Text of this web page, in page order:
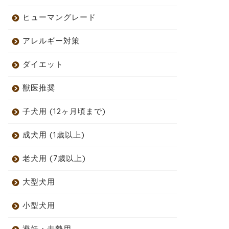
ヒューマングレード
アレルギー対策
ダイエット
獣医推奨
子犬用 (12ヶ月頃まで)
成犬用 (1歳以上)
老犬用 (7歳以上)
大型犬用
小型犬用